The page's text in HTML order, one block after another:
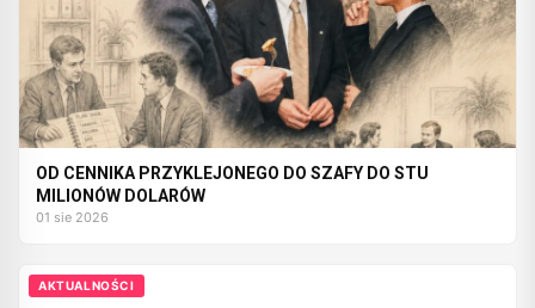
OD CENNIKA PRZYKLEJONEGO DO SZAFY DO STU
MILIONÓW DOLARÓW
01 sie 2026
AKTUALNOŚCI